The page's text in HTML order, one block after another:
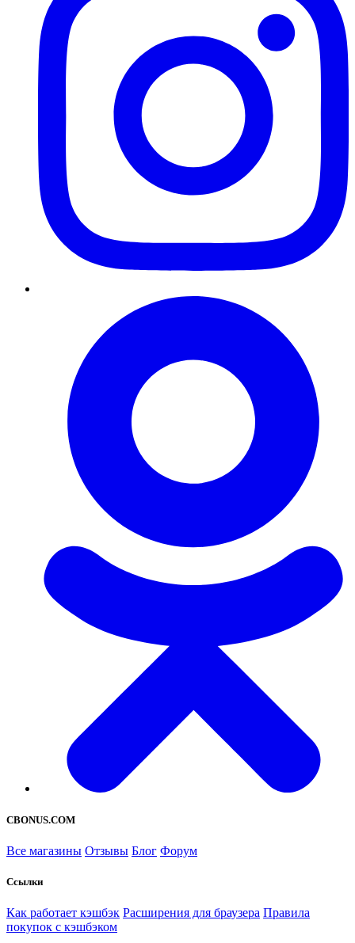
CBONUS.COM
Все магазины Отзывы Блог Форум
Ссылки
Как работает кэшбэк Расширения для браузера Правила
покупок с кэшбэком